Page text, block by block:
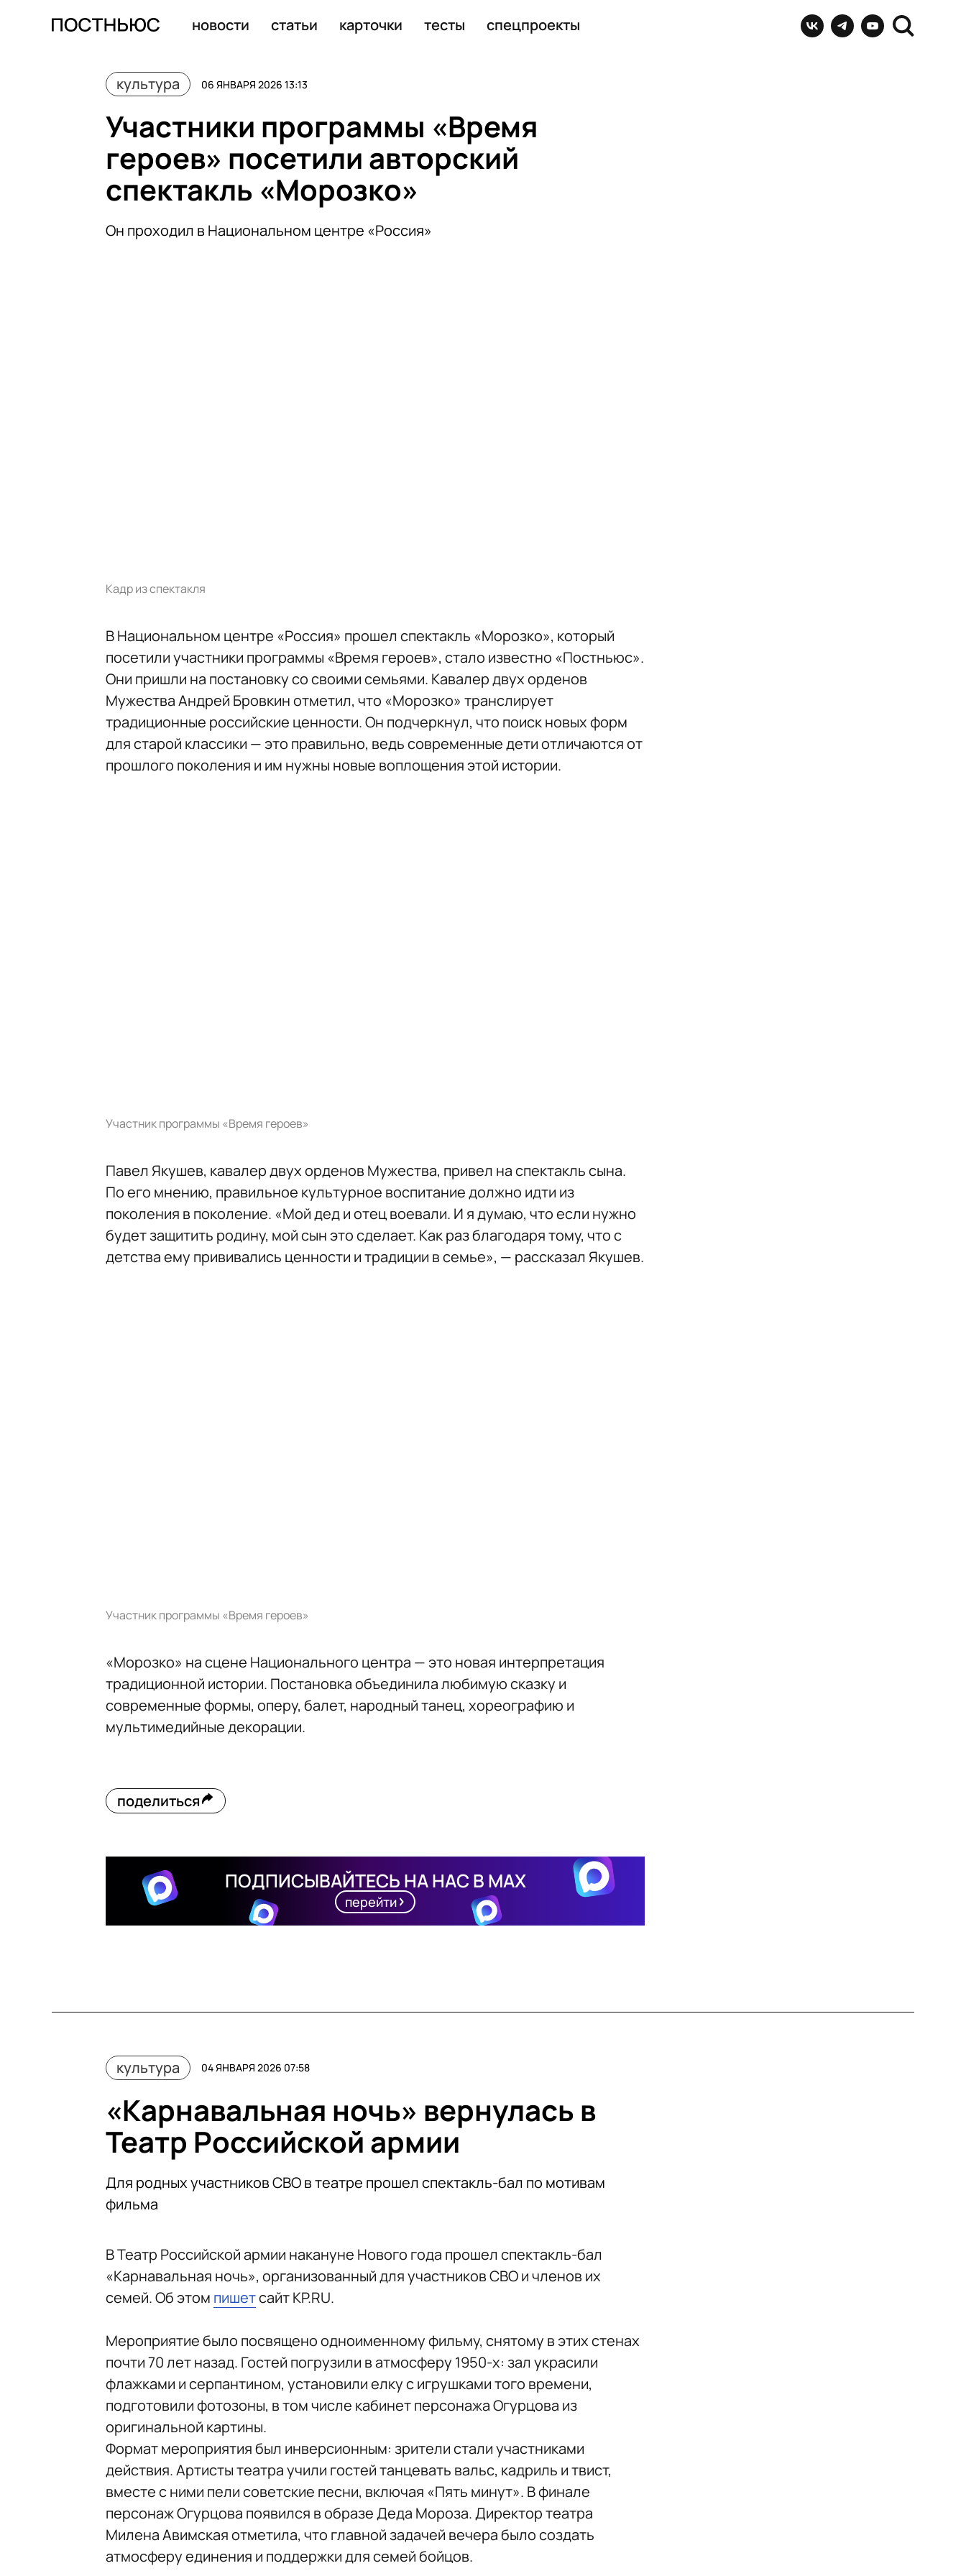
новости статьи карточки тесты спецпроекты
культура 06 ЯНВАРЯ 2026 13:13
Участники программы «Время
героев» посетили авторский
спектакль «Морозко»
Он проходил в Национальном центре «Россия»
Кадр из спектакля
В Национальном центре «Россия» прошел спектакль «Морозко», который
посетили участники программы «Время героев», стало известно «Постньюс».
Они пришли на постановку со своими семьями. Кавалер двух орденов
Мужества Андрей Бровкин отметил, что «Морозко» транслирует
традиционные российские ценности. Он подчеркнул, что поиск новых форм
для старой классики — это правильно, ведь современные дети отличаются от
прошлого поколения и им нужны новые воплощения этой истории.
Участник программы «Время героев»
Павел Якушев, кавалер двух орденов Мужества, привел на спектакль сына.
По его мнению, правильное культурное воспитание должно идти из
поколения в поколение. «Мой дед и отец воевали. И я думаю, что если нужно
будет защитить родину, мой сын это сделает. Как раз благодаря тому, что с
детства ему прививались ценности и традиции в семье», — рассказал Якушев.
Участник программы «Время героев»
«Морозко» на сцене Национального центра — это новая интерпретация
традиционной истории. Постановка объединила любимую сказку и
современные формы, оперу, балет, народный танец, хореографию и
мультимедийные декорации.
поделиться
ПОДПИСЫВАЙТЕСЬ НА НАС В MAX
перейти
культура 04 ЯНВАРЯ 2026 07:58
«Карнавальная ночь» вернулась в
Театр Российской армии
Для родных участников СВО в театре прошел спектакль-бал по мотивам
фильма
В Театр Российской армии накануне Нового года прошел спектакль-бал
«Карнавальная ночь», организованный для участников СВО и членов их
семей. Об этом пишетсайт KP.RU.
Мероприятие было посвящено одноименному фильму, снятому в этих стенах
почти 70 лет назад. Гостей погрузили в атмосферу 1950-х: зал украсили
флажками и серпантином, установили елку с игрушками того времени,
подготовили фотозоны, в том числе кабинет персонажа Огурцова из
оригинальной картины.
Формат мероприятия был инверсионным: зрители стали участниками
действия. Артисты театра учили гостей танцевать вальс, кадриль и твист,
вместе с ними пели советские песни, включая «Пять минут». В финале
персонаж Огурцова появился в образе Деда Мороза. Директор театра
Милена Авимская отметила, что главной задачей вечера было создать
атмосферу единения и поддержки для семей бойцов.